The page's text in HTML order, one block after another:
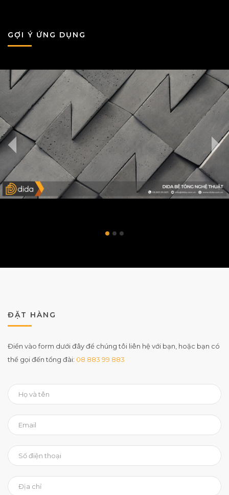
GỢI Ý ỨNG DỤNG
ĐẶT HÀNG
Điền vào form dưới đây để chúng tôi liên hệ với bạn, hoặc bạn có
thể gọi đến tổng đài: 08 883 99 883